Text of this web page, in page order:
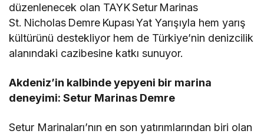
düzenlenecek olan TAYK Setur Marinas
St. Nicholas Demre Kupası Yat Yarışıyla hem yarış
kültürünü destekliyor hem de Türkiye’nin denizcilik
alanındaki cazibesine katkı sunuyor.
Akdeniz’in kalbinde yepyeni bir marina
deneyimi: Setur Marinas Demre
Setur Marinaları’nın en son yatırımlarından biri olan